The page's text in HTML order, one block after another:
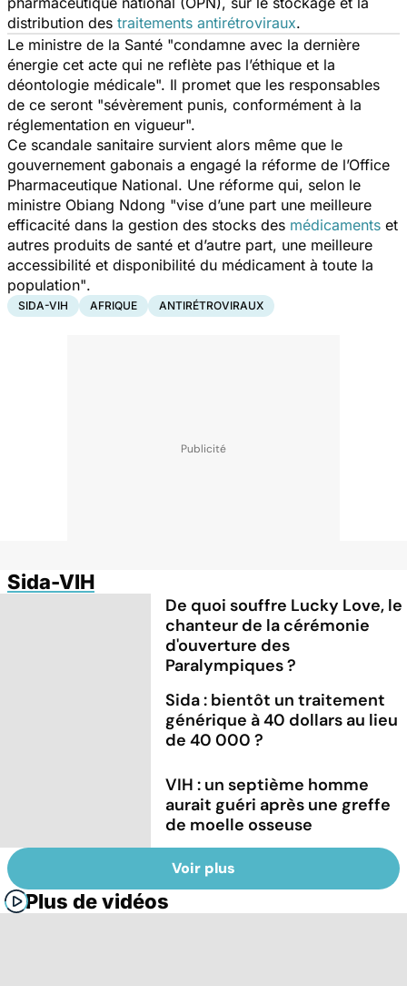
distribution des traitements antirétroviraux.
Le ministre de la Santé "condamne avec la dernière
énergie cet acte qui ne reflète pas l’éthique et la
déontologie médicale". Il promet que les responsables
de ce seront "sévèrement punis, conformément à la
réglementation en vigueur".
Ce scandale sanitaire survient alors même que le
gouvernement gabonais a engagé la réforme de l’Office
Pharmaceutique National. Une réforme qui, selon le
ministre Obiang Ndong "vise d’une part une meilleure
efficacité dans la gestion des stocks des médicaments et
autres produits de santé et d’autre part, une meilleure
accessibilité et disponibilité du médicament à toute la
population".
SIDA-VIH AFRIQUE ANTIRÉTROVIRAUX
Sida-VIH
De quoi souffre Lucky Love, le
chanteur de la cérémonie
d'ouverture des
Paralympiques ?
Sida : bientôt un traitement
générique à 40 dollars au lieu
de 40 000 ?
VIH : un septième homme
aurait guéri après une greffe
de moelle osseuse
Voir plus
Plus de vidéos